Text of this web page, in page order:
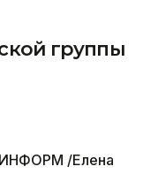
группы
/Елена